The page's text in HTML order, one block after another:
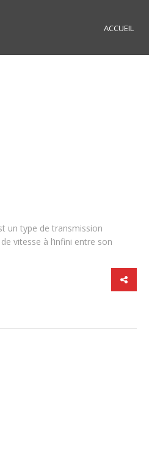
ACCUEIL
un type de transmission
vitesse à l’infini entre son